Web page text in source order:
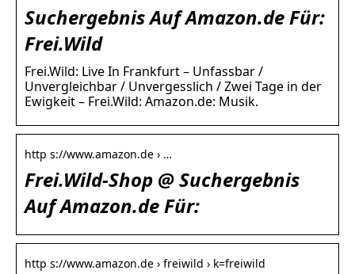
Suchergebnis Auf Amazon.de Für:
Frei.Wild
Frei.Wild: Live In Frankfurt – Unfassbar /
Unvergleichbar / Unvergesslich / Zwei Tage in der
Ewigkeit – Frei.Wild: Amazon.de: Musik.
http s://www.amazon.de › …
Frei.Wild-Shop @ Suchergebnis
Auf Amazon.de Für:
http s://www.amazon.de › freiwild › k=freiwild